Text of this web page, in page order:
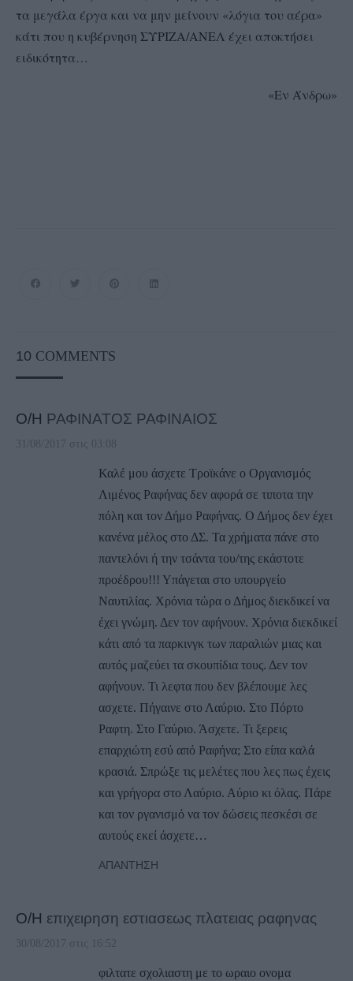
τα μεγάλα έργα και να μην μείνουν «λόγια του αέρα»
κάτι που η κυβέρνηση ΣΥΡΙΖΑ/ΑΝΕΛ έχει αποκτήσει
ειδικότητα…
«Εν Άνδρω»
10 COMMENTS
Ο/Η ΡΑΦΙΝΑΤΟΣ ΡΑΦΙΝΑΙΟΣ
31/08/2017 στις 03:08
Καλέ μου άσχετε Τροϊκάνε ο Οργανισμός
Λιμένος Ραφήνας δεν αφορά σε τιποτα την
πόλη και τον Δήμο Ραφήνας. Ο Δήμος δεν έχει
κανένα μέλος στο ΔΣ. Τα χρήματα πάνε στο
παντελόνι ή την τσάντα του/της εκάστοτε
προέδρου!!! Υπάγεται στο υπουργείο
Ναυτιλίας. Χρόνια τώρα ο Δήμος διεκδικεί να
έχει γνώμη. Δεν τον αφήνουν. Χρόνια διεκδικεί
κάτι από τα παρκινγκ των παραλιών μιας και
αυτός μαζεύει τα σκουπίδια τους. Δεν τον
αφήνουν. Τι λεφτα που δεν βλέπουμε λες
ασχετε. Πήγαινε στο Λαύριο. Στο Πόρτο
Ραφτη. Στο Γαύριο. Άσχετε. Τι ξερεις
επαρχιώτη εσύ από Ραφήνα; Στο είπα καλά
κρασιά. Σπρώξε τις μελέτες που λες πως έχεις
και γρήγορα στο Λαύριο. Αύριο κι όλας. Πάρε
και τον ργανισμό να τον δώσεις πεσκέσι σε
αυτούς εκεί άσχετε…
ΑΠΆΝΤΗΣΗ
Ο/Η επιχειρηση εστιασεως πλατειας ραφηνας
30/08/2017 στις 16:52
φιλτατε σχολιαστη με το ωραιο ονομα